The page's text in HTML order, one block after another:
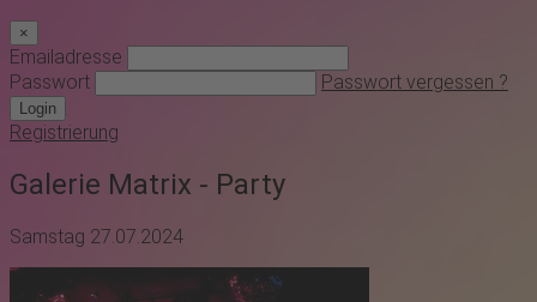
×
Emailadresse
Passwort
Passwort vergessen ?
Login
Registrierung
Galerie Matrix - Party
Samstag 27.07.2024